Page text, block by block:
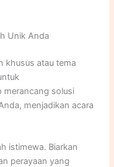
Unik Anda
khusus atau tema
merancang solusi
menjadikan acara
istimewa. Biarkan
perayaan yang